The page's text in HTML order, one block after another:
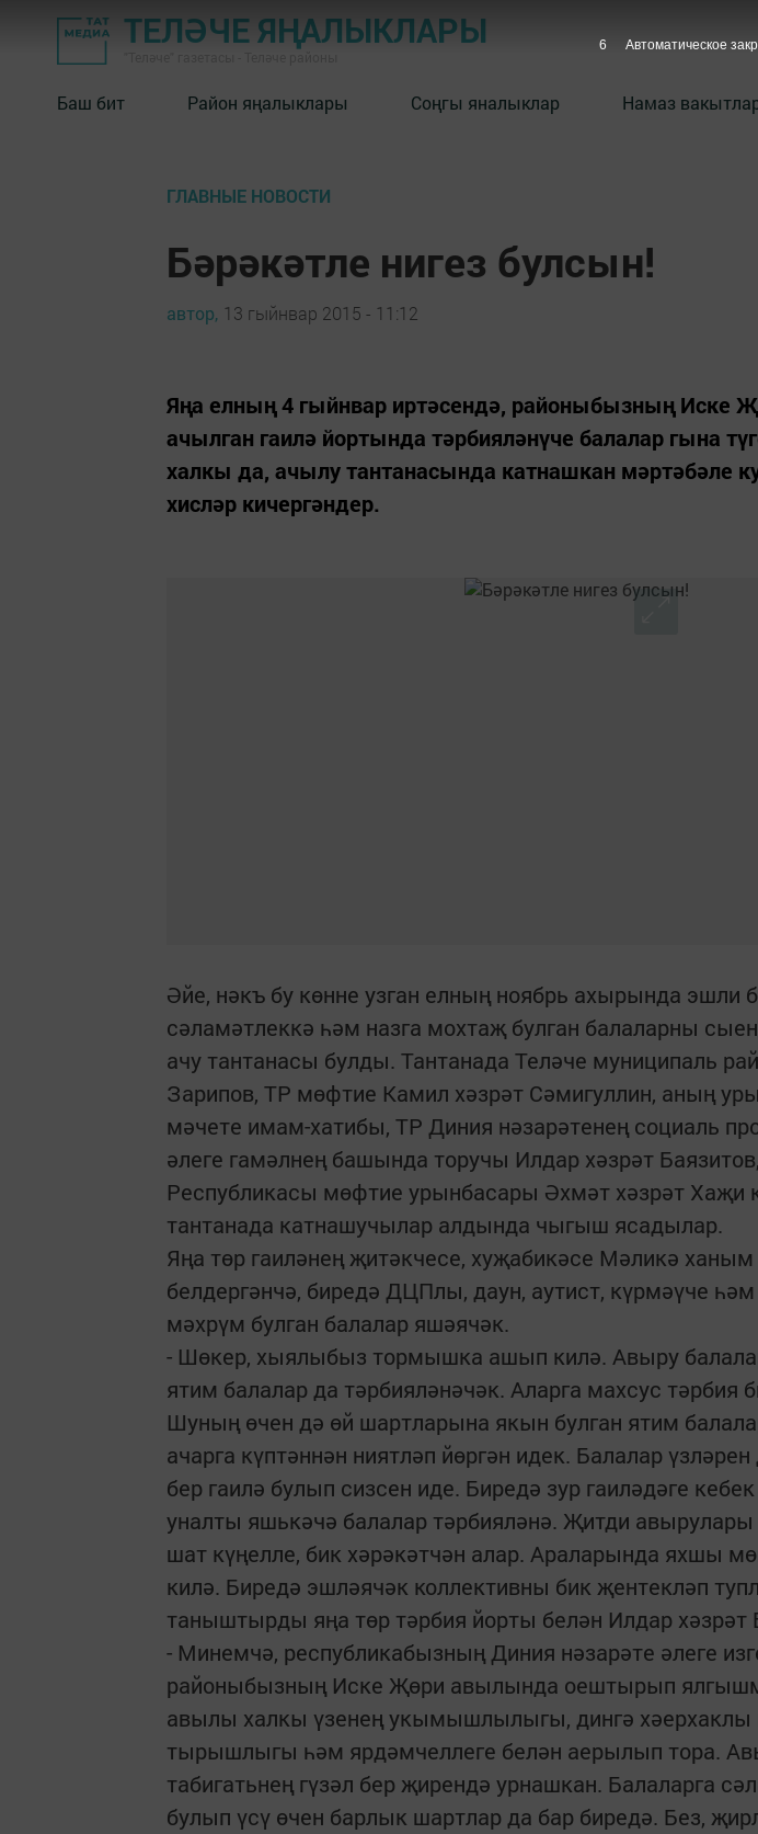
ТЕЛӘЧЕ ЯҢАЛЫКЛАРЫ
Баш бит Район яңалыклары Соңгы яналыклар Намаз
ГЛАВНЫЕ НОВОСТИ
Бәрәкәтле нигез булсын!
автор, 13 гыйнвар 2015 - 11:12
Яңа елның 4 гыйнвар иртәсендә, районыбызның Иске
ачылган гаилә йортында тәрбияләнүче балалар гына
халкы да, ачылу тантанасында катнашкан мәртәбәле
хисләр кичергәндер.
Әйе, нәкъ бу көнне узган елның ноябрь ахырында эшли
сәламәтлеккә һәм назга мохтаҗ булган балаларны
ачу тантанасы булды. Тантанада Теләче муниципаль
Зарипов, ТР мөфтие Камил хәзрәт Сәмигуллин, аның
мәчете имам-хатибы, ТР Диния нәзарәтенең социаль
әлеге гамәлнең башында торучы Илдар хәзрәт
Республикасы мөфтие урынбасары Әхмәт хәзрәт Хаҗи
тантанада катнашучылар алдында чыгыш ясадылар.
Яңа төр гаиләнең җитәкчесе, хуҗабикәсе Мәликә
белдергәнчә, биредә ДЦПлы, даун, аутист, күрмәүче
мәхрүм булган балалар яшәячәк.
- Шөкер, хыялыбыз тормышка ашып килә. Авыру
ятим балалар да тәрбияләнәчәк. Аларга махсус тәрбия
Шуның өчен дә өй шартларына якын булган ятим
ачарга күптәннән ниятләп йөргән идек. Балалар
бер гаилә булып сизсен иде. Биредә зур гаиләдәге
уналты яшькәчә балалар тәрбияләнә. Җитди авырулары
шат күңелле, бик хәрәкәтчән алар. Араларында яхшы
килә. Биредә эшләячәк коллективны бик җентекләп
таныштырды яңа төр тәрбия йорты белән Илдар хәзрәт
- Минемчә, республикабызның Диния нәзарәте әлеге
районыбызның Иске Җөри авылында оештырып
авылы халкы үзенең укымышлылыгы, дингә хәерхаклы
тырышлыгы һәм ярдәмчеллеге белән аерылып тора.
табигатьнең гүзәл бер җирендә урнашкан. Балаларга
булып үсү өчен барлык шартлар да бар биредә. Без,
5 Автоматическое